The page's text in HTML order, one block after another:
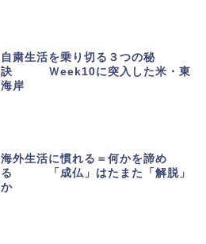
自粛生活を乗り切る３つの秘
訣 Ｗeek10に突入した米・東
海岸
海外生活に慣れる＝何かを諦め
る 「成仏」はたまた「解脱」
か